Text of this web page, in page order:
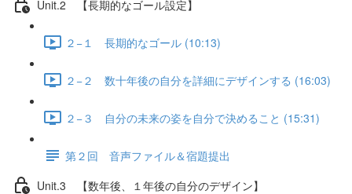
Unit.2 【長期的なゴール設定】
２−１ 長期的なゴール (10:13)
２−２ 数十年後の自分を詳細にデザインする (16:03)
２−３ 自分の未来の姿を自分で決めること (15:31)
第２回 音声ファイル＆宿題提出
Unit.3 【数年後、１年後の自分のデザイン】